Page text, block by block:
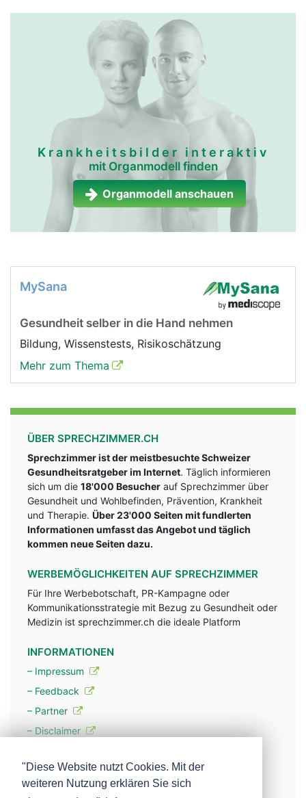
Krankheitsbilder interaktiv
mit Organmodell finden
Organmodell anschauen
MySana
Gesundheit selber in die Hand nehmen
Bildung, Wissenstests, Risikoschätzung
Mehr zum Thema
ÜBER SPRECHZIMMER.CH
Sprechzimmer ist der meistbesuchte Schweizer
Gesundheitsratgeber im Internet. Täglich informieren
sich um die 18'000 Besucher auf Sprechzimmer über
Gesundheit und Wohlbefinden, Prävention, Krankheit
und Therapie. Über 23'000 Seiten mit fundlerten
Informationen umfasst das Angebot und täglich
kommen neue Seiten dazu.
WERBEMÖGLICHKEITEN AUF SPRECHZIMMER
Für Ihre Werbebotschaft, PR-Kampagne oder
Kommunikationsstrategie mit Bezug zu Gesundheit oder
Medizin ist sprechzimmer.ch die ideale Platform
INFORMATIONEN
– Impressum
– Feedback
– Partner
– Disclaimer
– Werbung
"Diese Website nutzt Cookies. Mit der
weiteren Nutzung erklären Sie sich